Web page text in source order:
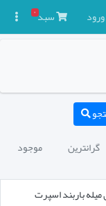
ورود سبد۰
گرانترین موجود
باربند اسپرت